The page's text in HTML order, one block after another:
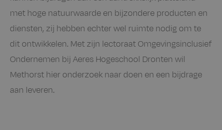
met hoge natuurwaarde en bijzondere producten en
diensten, zij hebben echter wel ruimte nodig om te
dit ontwikkelen. Met zijn lectoraat Omgevingsinclusief
Ondernemen bij Aeres Hogeschool Dronten wil
Methorst hier onderzoek naar doen en een bijdrage
aan leveren.